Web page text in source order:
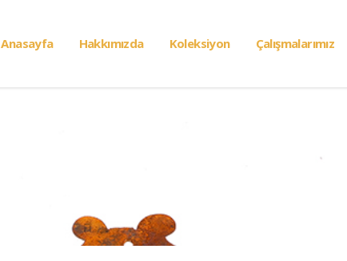
Anasayfa Hakkımızda Koleksiyon Çalışmalarımız